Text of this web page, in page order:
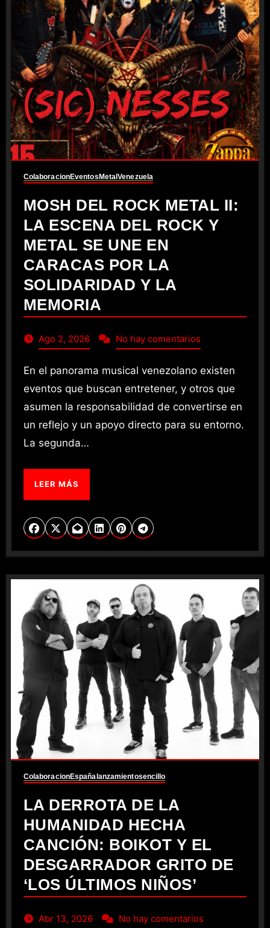
ColaboracionEventosMetalVenezuela
MOSH DEL ROCK METAL II:
LA ESCENA DEL ROCK Y
METAL SE UNE EN
CARACAS POR LA
SOLIDARIDAD Y LA
MEMORIA
Ago 2, 2026 No hay comentarios
En el panorama musical venezolano existen
eventos que buscan entretener, y otros que
asumen la responsabilidad de convertirse en
un reflejo y un apoyo directo para su entorno.
La segunda…
LEER MÁS
ColaboracionEspaña lanzamientosencillo
LA DERROTA DE LA
HUMANIDAD HECHA
CANCIÓN: BOIKOT Y EL
DESGARRADOR GRITO DE
‘LOS ÚLTIMOS NIÑOS’
Abr 13, 2026 No hay comentarios